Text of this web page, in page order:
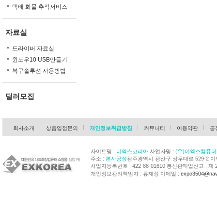
택배 화물 추적서비스
자료실
드라이버 자료실
윈도우10 USB만들기
복구솔루션 사용방법
딜러모집
회사소개 상품입점문의 개인정보취급방침 커뮤니티 이용약관 공
사이트명 : 이엑스코리아사업자명 : (유)이엑스컴퓨터
주소 : 본사공장광주광역시 광산구 상무대로 529-2 이
사업자등록번호 : 422-88-01610 통신판매업신고 : 제
개인정보관리책임자 : 류재성 이메일 :